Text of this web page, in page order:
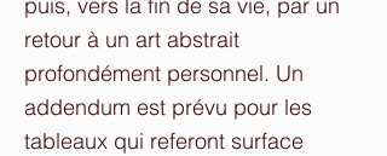
retour à un art abstrait
profondément personnel. Un
addendum est prévu pour les
tableaux qui referont surface